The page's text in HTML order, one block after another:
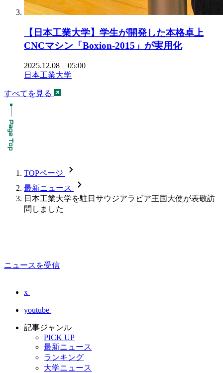
【日本工業大学】学生が開発した本格卓上
CNCマシン「Boxion-2015」が実用化
2025.12.08 05:00
日本工業大学
すべてを見る
TOPページ chevron_forward
最新ニュース chevron_forward
日本工業大学を駐日サウジアラビア王国大使が表敬訪
問しました
ニュースを受信
x
youtube
記事ジャンル
PICK UP
最新ニュース
ランキング
大学ニュース